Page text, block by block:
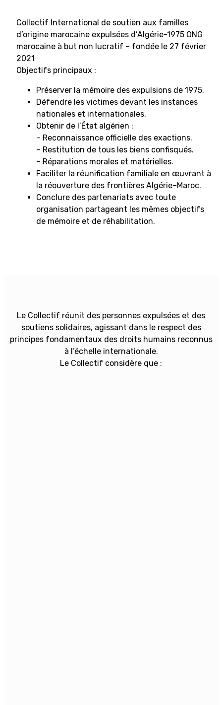
Collectif International de soutien aux familles
d’origine marocaine expulsées d’Algérie-1975 ONG
marocaine à but non lucratif – fondée le 27 février
2021
Objectifs principaux :
Préserver la mémoire des expulsions de 1975.
Défendre les victimes devant les instances
nationales et internationales.
Obtenir de l’État algérien :
– Reconnaissance officielle des exactions.
– Restitution de tous les biens confisqués.
– Réparations morales et matérielles.
Faciliter la réunification familiale en œuvrant à
la réouverture des frontières Algérie–Maroc.
Conclure des partenariats avec toute
organisation partageant les mêmes objectifs
de mémoire et de réhabilitation.
Le Collectif réunit des personnes expulsées et des
soutiens solidaires, agissant dans le respect des
principes fondamentaux des droits humains reconnus
à l’échelle internationale.
Le Collectif considère que :